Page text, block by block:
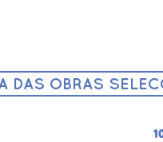
DAS OBRAS